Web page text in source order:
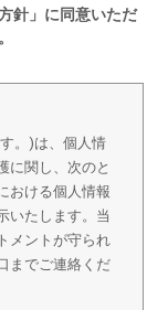
針」に同意いただ
。)は、個人情
に関し、次のと
おける個人情報
いたします。当
メントが守られ
までご連絡くだ